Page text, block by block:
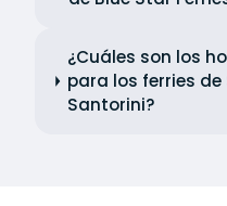
¿Cuáles son los
para los ferries
Santorini?